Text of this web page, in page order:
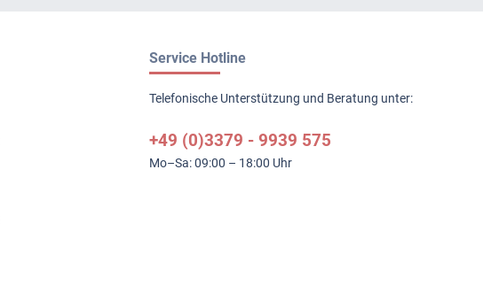
Service Hotline
Telefonische Unterstützung und Beratung unter:
+49 (0)3379 - 9939 575
Mo–Sa: 09:00 – 18:00 Uhr